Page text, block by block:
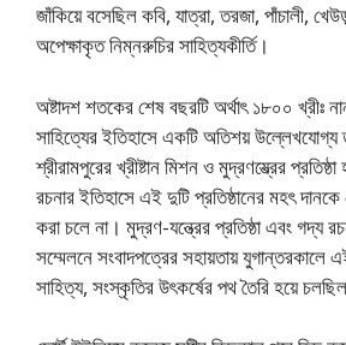
জাঁকিয়ে বসেছিল কবি, যাত্রা, তরজা, পাঁচালী,
অপেক্ষাকৃত নিম্নরুচির সাহিত্যকীর্তি।
অষ্টাদশ শতকের শেষ বছরটি অর্থাৎ ১৮০০ খ্রীঃ
সাহিত্যের ইতিহাসে একটি অতিশয়
শ্রীরামপুরের খ্রীষ্টান মিশন ও মুদ্রণয্ত্রের
রচনার ইতিহাসে এই দুটি প্রতিষ্ঠানের মহৎ
করা চলে না। মুদ্রণ-যন্ত্রের প্রতিষ্ঠা এবং গদ্য
সম্মেলনে সংবাদপত্রের সহায়তায় যুগান্তরকালে
সাহিত্য, সংস্কৃতির উৎকর্ষের পথ তৈরি হয়ে